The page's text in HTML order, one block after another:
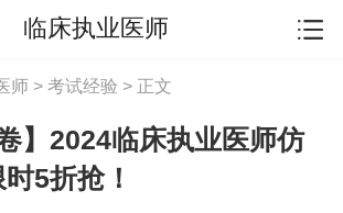
临床执业医师
师> 考试经验 > 正文
】2024临床执业医师仿
5折抢！